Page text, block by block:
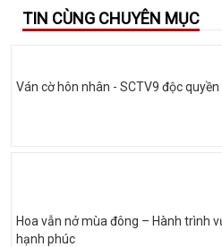
TIN CÙNG CHUYÊN MỤC
Ván cờ hôn nhân - SCTV9 độc
Hoa vẫn nở mùa đông – Hành trình
hạnh phúc